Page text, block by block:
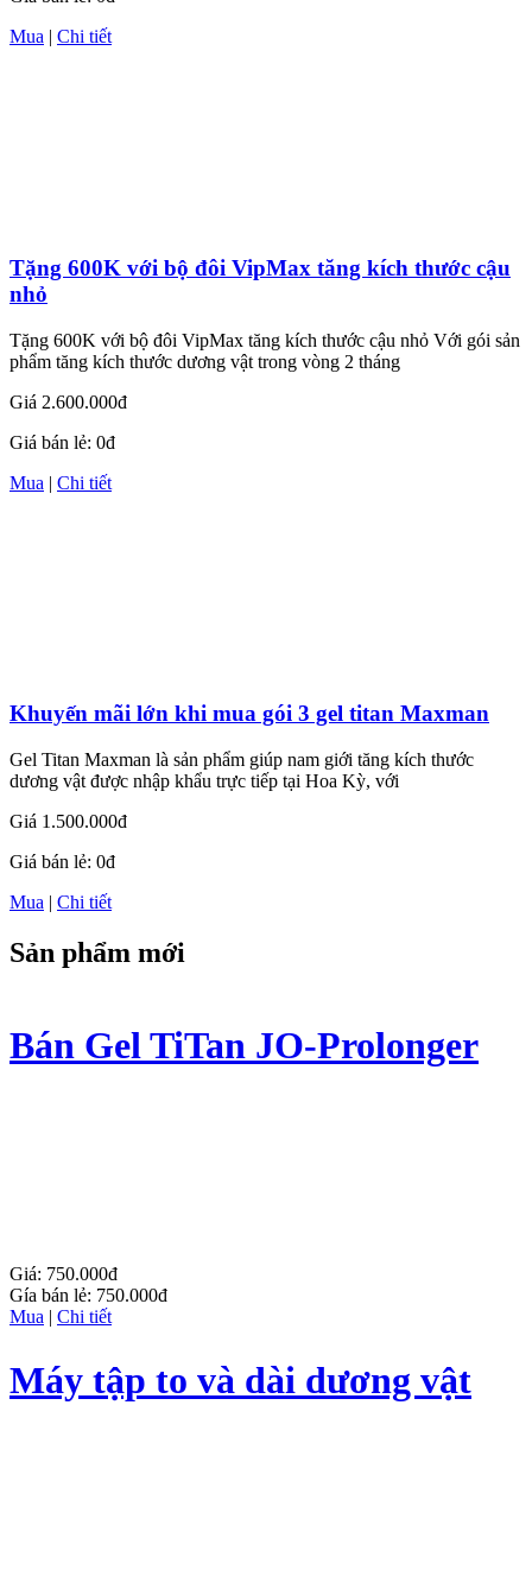
Mua | Chi tiết
Tặng 600K với bộ đôi VipMax tăng kích thước cậu
nhỏ
Tặng 600K với bộ đôi VipMax tăng kích thước cậu nhỏ Với gói sản
phẩm tăng kích thước dương vật trong vòng 2 tháng
Giá 2.600.000đ
Giá bán lẻ: 0đ
Mua | Chi tiết
Khuyến mãi lớn khi mua gói 3 gel titan Maxman
Gel Titan Maxman là sản phẩm giúp nam giới tăng kích thước
dương vật được nhập khẩu trực tiếp tại Hoa Kỳ, với
Giá 1.500.000đ
Giá bán lẻ: 0đ
Mua | Chi tiết
Sản phẩm mới
Bán Gel TiTan JO-Prolonger
Giá: 750.000đ
Gía bán lẻ: 750.000đ
Mua | Chi tiết
Máy tập to và dài dương vật